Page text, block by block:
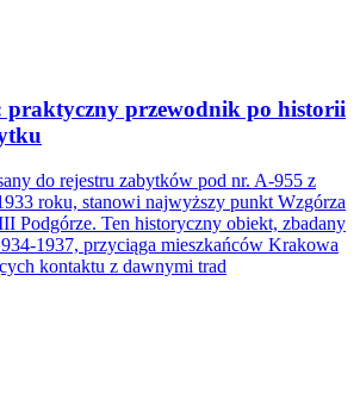
praktyczny przewodnik po historii
do rejestru zabytków pod nr. A-955 z
roku, stanowi najwyższy punkt Wzgórza
Podgórze. Ten historyczny obiekt, zbadany
1937, przyciąga mieszkańców Krakowa
kontaktu z dawnymi trad